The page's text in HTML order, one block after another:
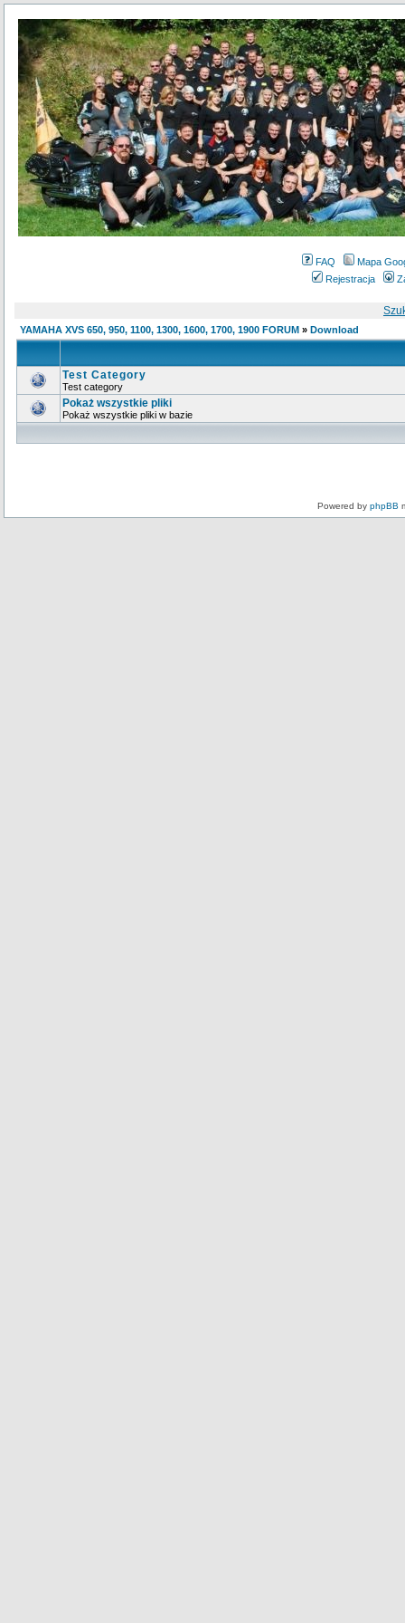
FAQ
Mapa
Rejestracja
YAMAHA XVS 650, 950, 1100, 1300, 1600, 1700, 1900 FORUM » Download
Test Category
Test category
Pokaż wszystkie pliki
Pokaż wszystkie pliki w bazie
Powered by phpBB